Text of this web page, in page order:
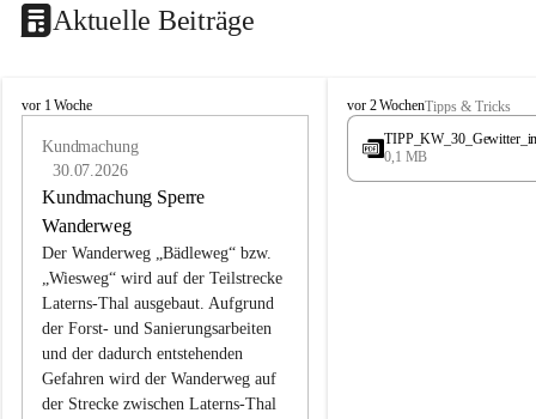
Aktuelle Beiträge
L
vor 1 Woche
Kundmachung
30.07.2026
Kundmachung Sperre
Wanderweg
Der Wanderweg „Bädleweg“ bzw.
„Wiesweg“ wird auf der Teilstrecke
Laterns-Thal ausgebaut. Aufgrund
der Forst- und Sanierungsarbeiten
und der dadurch entstehenden
Gefahren wird der Wanderweg auf
der Strecke zwischen Laterns-Thal
L
a
e
vor 2 WochenTipps & Tricks
0,1 MB